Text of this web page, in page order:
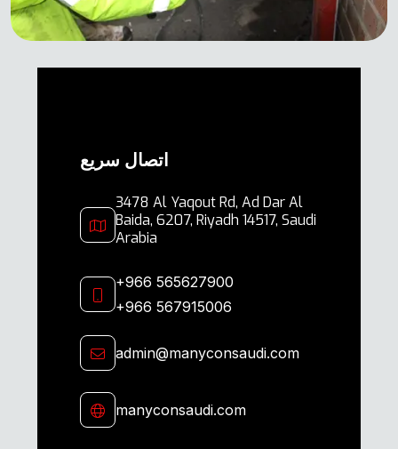
اتصال سريع
3478 Al Yaqout Rd, Ad Dar Al
Baida, 6207, Riyadh 14517, Saudi
Arabia
+966 565627900
+966 567915006
admin@manyconsaudi.com
manyconsaudi.com